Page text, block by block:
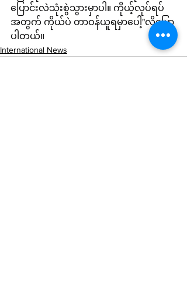
ပြောင်းလဲသုံးစွဲသွားမှာပါ။ ကိုယ့်လုပ်ရပ်
အတွက် ကိုယ်ပဲ တာဝန်ယူရမှာပေါ့"လို့ပြော
ပါတယ်။
International News